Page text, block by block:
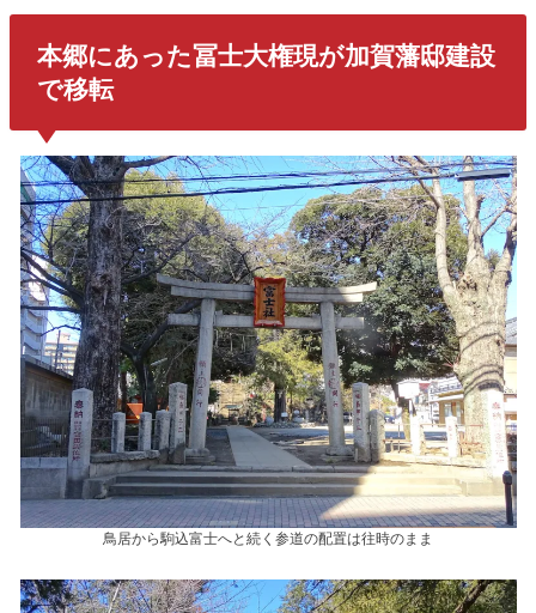
本郷にあった冨士大権現が加賀藩邸建設
で移転
鳥居から駒込富士へと続く参道の配置は往時のまま